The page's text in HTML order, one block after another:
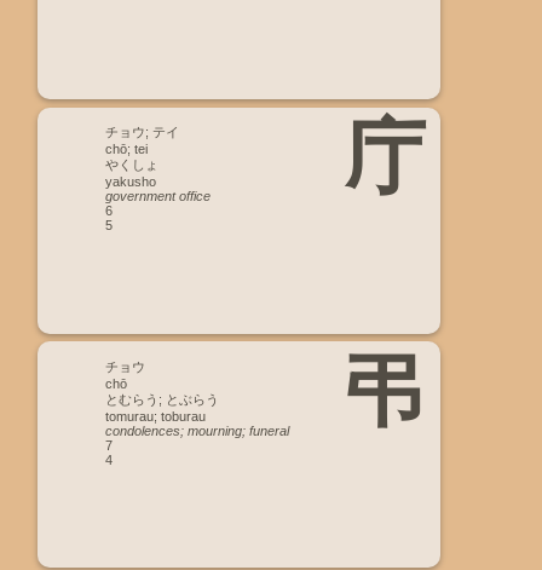
庁
チョウ; テイ
chō; tei
やくしょ
yakusho
government office
6
5
弔
チョウ
chō
とむらう; とぶらう
tomurau; toburau
condolences; mourning; funeral
7
4